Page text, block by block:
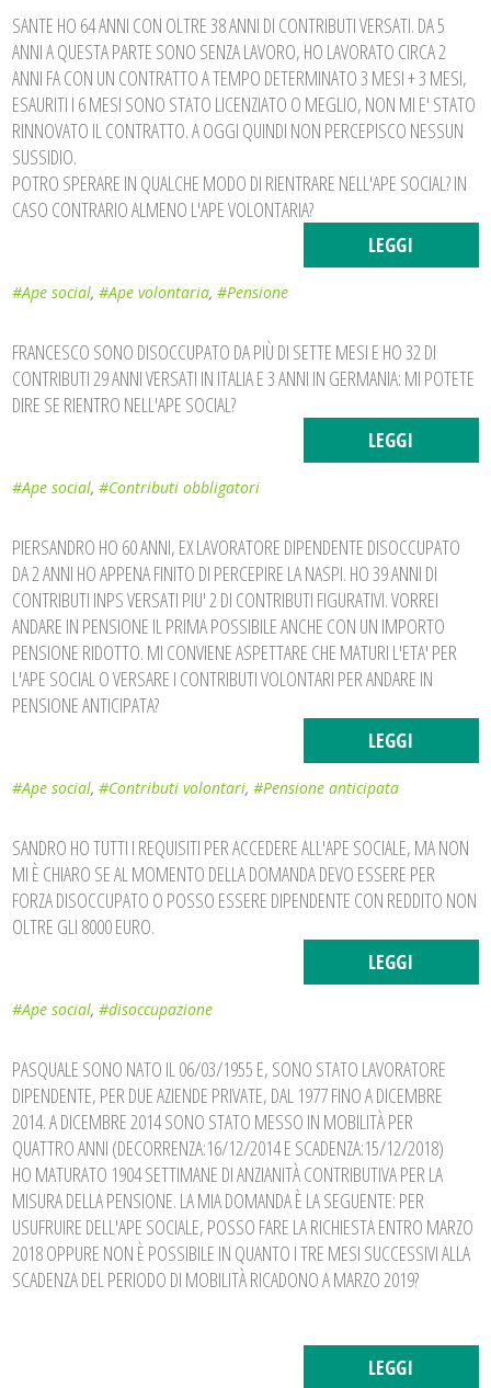
SANTE HO 64 ANNI CON OLTRE 38 ANNI DI CONTRIBUTI VERSATI. DA 5
ANNI A QUESTA PARTE SONO SENZA LAVORO, HO LAVORATO CIRCA 2
ANNI FA CON UN CONTRATTO A TEMPO DETERMINATO 3 MESI + 3 MESI,
ESAURITI I 6 MESI SONO STATO LICENZIATO O MEGLIO, NON MI E' STATO
RINNOVATO IL CONTRATTO. A OGGI QUINDI NON PERCEPISCO NESSUN
SUSSIDIO.
POTRO SPERARE IN QUALCHE MODO DI RIENTRARE NELL'APE SOCIAL? IN
CASO CONTRARIO ALMENO L'APE VOLONTARIA?
LEGGI
#Ape social,#Ape volontaria,#Pensione
FRANCESCO SONO DISOCCUPATO DA PIÙ DI SETTE MESI E HO 32 DI
CONTRIBUTI 29 ANNI VERSATI IN ITALIA E 3 ANNI IN GERMANIA: MI POTETE
DIRE SE RIENTRO NELL'APE SOCIAL?
LEGGI
#Ape social,#Contributi obbligatori
PIERSANDRO HO 60 ANNI, EX LAVORATORE DIPENDENTE DISOCCUPATO
DA 2 ANNI HO APPENA FINITO DI PERCEPIRE LA NASPI. HO 39 ANNI DI
CONTRIBUTI INPS VERSATI PIU' 2 DI CONTRIBUTI FIGURATIVI. VORREI
ANDARE IN PENSIONE IL PRIMA POSSIBILE ANCHE CON UN IMPORTO
PENSIONE RIDOTTO. MI CONVIENE ASPETTARE CHE MATURI L'ETA' PER
L'APE SOCIAL O VERSARE I CONTRIBUTI VOLONTARI PER ANDARE IN
PENSIONE ANTICIPATA?
LEGGI
#Ape social,#Contributi volontari,#Pensione anticipata
SANDRO HO TUTTI I REQUISITI PER ACCEDERE ALL'APE SOCIALE, MA NON
MI È CHIARO SE AL MOMENTO DELLA DOMANDA DEVO ESSERE PER
FORZA DISOCCUPATO O POSSO ESSERE DIPENDENTE CON REDDITO NON
OLTRE GLI 8000 EURO.
LEGGI
#Ape social,#disoccupazione
PASQUALE SONO NATO IL 06/03/1955 E, SONO STATO LAVORATORE
DIPENDENTE, PER DUE AZIENDE PRIVATE, DAL 1977 FINO A DICEMBRE
2014. A DICEMBRE 2014 SONO STATO MESSO IN MOBILITÀ PER
QUATTRO ANNI (DECORRENZA:16/12/2014 E SCADENZA:15/12/2018)
HO MATURATO 1904 SETTIMANE DI ANZIANITÀ CONTRIBUTIVA PER LA
MISURA DELLA PENSIONE. LA MIA DOMANDA È LA SEGUENTE: PER
USUFRUIRE DELL'APE SOCIALE, POSSO FARE LA RICHIESTA ENTRO MARZO
2018 OPPURE NON È POSSIBILE IN QUANTO I TRE MESI SUCCESSIVI ALLA
SCADENZA DEL PERIODO DI MOBILITÀ RICADONO A MARZO 2019?
LEGGI